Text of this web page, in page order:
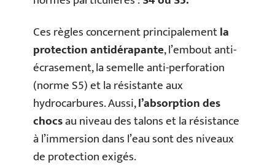
Ces règles concernent principalementla
protection antidérapante, l’embout anti-
écrasement, la semelle anti-perforation
(norme S5) et la résistante aux
hydrocarbures. Aussi,l’absorption des
chocsau niveau des talons et la résistance
à l’immersion dans l’eau sont des niveaux
de protection exigés.